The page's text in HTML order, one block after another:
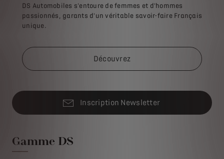
DS Automobiles s'entoure de femmes et d'hommes
passionnés, garants d'un véritable savoir-faire Français
unique.
Découvrez
Inscription Newsletter
Gamme DS